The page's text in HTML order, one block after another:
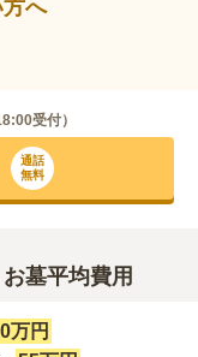
へ
受付）
通話
無料
墓平均費用
万円